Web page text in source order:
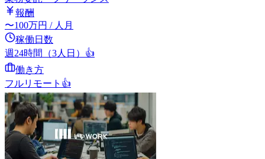
報酬
〜100万円 / 人月
稼働日数
週24時間（3人日） 👍
働き方
フルリモート 👍